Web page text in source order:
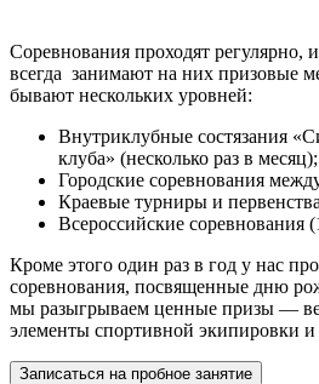
Соревнования проходят регулярно,
всегда занимают на них призовые
бывают нескольких уровней:
Внутриклубные состязания
клуба» (несколько раз в месяц);
Городские соревнования
Краевые турниры и
Всероссийские соревнования
Кроме этого один раз в год у нас
соревнования, посвященные дню
мы разыгрываем ценные призы —
элементы спортивной экипировки и
Записаться на пробное занятие